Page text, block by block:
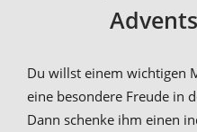
Du willst einem wichtigen
eine besondere Freude in
Dann schenke ihm einen